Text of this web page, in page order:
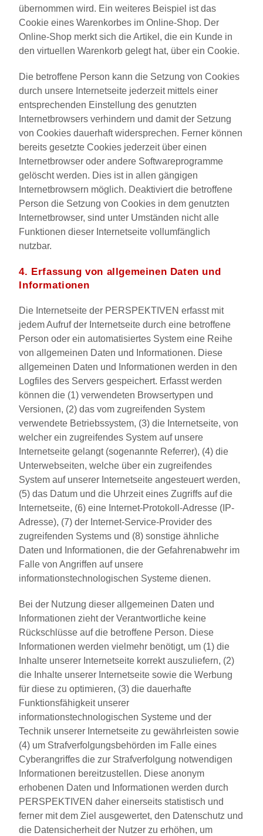
übernommen wird. Ein weiteres Beispiel ist das
Cookie eines Warenkorbes im Online-Shop. Der
Online-Shop merkt sich die Artikel, die ein Kunde in
den virtuellen Warenkorb gelegt hat, über ein Cookie.
Die betroffene Person kann die Setzung von Cookies
durch unsere Internetseite jederzeit mittels einer
entsprechenden Einstellung des genutzten
Internetbrowsers verhindern und damit der Setzung
von Cookies dauerhaft widersprechen. Ferner können
bereits gesetzte Cookies jederzeit über einen
Internetbrowser oder andere Softwareprogramme
gelöscht werden. Dies ist in allen gängigen
Internetbrowsern möglich. Deaktiviert die betroffene
Person die Setzung von Cookies in dem genutzten
Internetbrowser, sind unter Umständen nicht alle
Funktionen dieser Internetseite vollumfänglich
nutzbar.
4. Erfassung von allgemeinen Daten und
Informationen
Die Internetseite der PERSPEKTIVEN erfasst mit
jedem Aufruf der Internetseite durch eine betroffene
Person oder ein automatisiertes System eine Reihe
von allgemeinen Daten und Informationen. Diese
allgemeinen Daten und Informationen werden in den
Logfiles des Servers gespeichert. Erfasst werden
können die (1) verwendeten Browsertypen und
Versionen, (2) das vom zugreifenden System
verwendete Betriebssystem, (3) die Internetseite, von
welcher ein zugreifendes System auf unsere
Internetseite gelangt (sogenannte Referrer), (4) die
Unterwebseiten, welche über ein zugreifendes
System auf unserer Internetseite angesteuert werden,
(5) das Datum und die Uhrzeit eines Zugriffs auf die
Internetseite, (6) eine Internet-Protokoll-Adresse (IP-
Adresse), (7) der Internet-Service-Provider des
zugreifenden Systems und (8) sonstige ähnliche
Daten und Informationen, die der Gefahrenabwehr im
Falle von Angriffen auf unsere
informationstechnologischen Systeme dienen.
Bei der Nutzung dieser allgemeinen Daten und
Informationen zieht der Verantwortliche keine
Rückschlüsse auf die betroffene Person. Diese
Informationen werden vielmehr benötigt, um (1) die
Inhalte unserer Internetseite korrekt auszuliefern, (2)
die Inhalte unserer Internetseite sowie die Werbung
für diese zu optimieren, (3) die dauerhafte
Funktionsfähigkeit unserer
informationstechnologischen Systeme und der
Technik unserer Internetseite zu gewährleisten sowie
(4) um Strafverfolgungsbehörden im Falle eines
Cyberangriffes die zur Strafverfolgung notwendigen
Informationen bereitzustellen. Diese anonym
erhobenen Daten und Informationen werden durch
PERSPEKTIVEN daher einerseits statistisch und
ferner mit dem Ziel ausgewertet, den Datenschutz und
die Datensicherheit der Nutzer zu erhöhen, um